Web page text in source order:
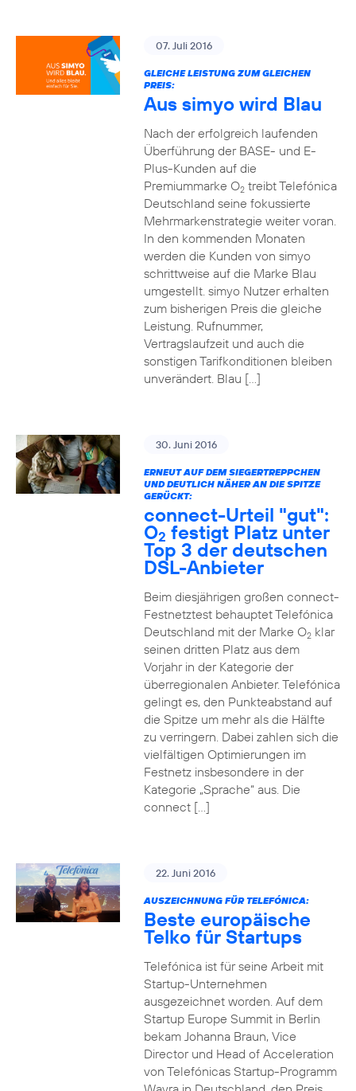
07. Juli 2016
GLEICHE LEISTUNG ZUM GLEICHEN
PREIS:
Aus simyo wird Blau
Nach der erfolgreich laufenden
Überführung der BASE- und E-
Plus-Kunden auf die
Premiummarke O2treibt Telefónica
Deutschland seine fokussierte
Mehrmarkenstrategie weiter voran.
In den kommenden Monaten
werden die Kunden von simyo
schrittweise auf die Marke Blau
umgestellt. simyo Nutzer erhalten
zum bisherigen Preis die gleiche
Leistung. Rufnummer,
Vertragslaufzeit und auch die
sonstigen Tarifkonditionen bleiben
unverändert. Blau […]
30. Juni 2016
ERNEUT AUF DEM SIEGERTREPPCHEN
UND DEUTLICH NÄHER AN DIE SPITZE
GERÜCKT:
connect-Urteil "gut":
O2 festigt Platz unter
Top 3 der deutschen
DSL-Anbieter
Beim diesjährigen großen connect-
Festnetztest behauptet Telefónica
Deutschland mit der Marke O2klar
seinen dritten Platz aus dem
Vorjahr in der Kategorie der
überregionalen Anbieter. Telefónica
gelingt es, den Punkteabstand auf
die Spitze um mehr als die Hälfte
zu verringern. Dabei zahlen sich die
vielfältigen Optimierungen im
Festnetz insbesondere in der
Kategorie „Sprache“ aus. Die
connect […]
22. Juni 2016
AUSZEICHNUNG FÜR TELEFÓNICA:
Beste europäische
Telko für Startups
Telefónica ist für seine Arbeit mit
Startup-Unternehmen
ausgezeichnet worden. Auf dem
Startup Europe Summit in Berlin
bekam Johanna Braun, Vice
Director und Head of Acceleration
von Telefónicas Startup-Programm